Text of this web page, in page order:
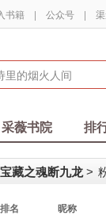
书籍 | 公众号 |
采薇书院 排
藏之魂断九龙 >
排名 昵称